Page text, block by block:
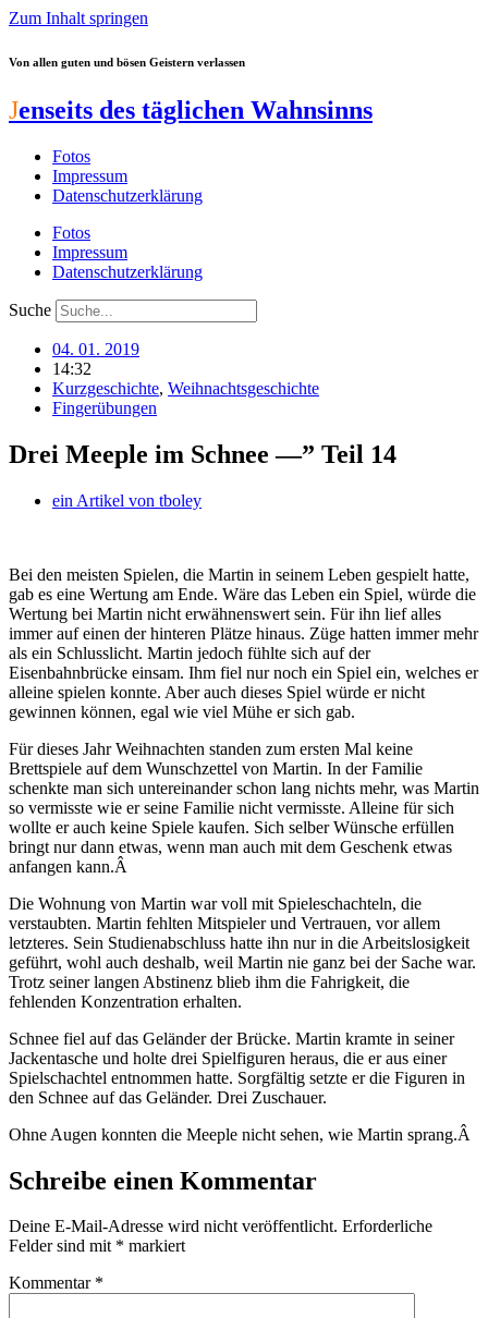
Zum Inhalt springen
Von allen guten und bösen Geistern verlassen
Jenseits des täglichen Wahnsinns
Fotos
Impressum
Datenschutzerklärung
Fotos
Impressum
Datenschutzerklärung
Suche
04. 01. 2019
14:32
Kurzgeschichte, Weihnachtsgeschichte
Fingerübungen
Drei Meeple im Schnee —” Teil 14
ein Artikel von tboley
Bei den meisten Spielen, die Martin in seinem Leben gespielt hatte,
gab es eine Wertung am Ende. Wäre das Leben ein Spiel, würde die
Wertung bei Martin nicht erwähnenswert sein. Für ihn lief alles
immer auf einen der hinteren Plätze hinaus. Züge hatten immer mehr
als ein Schlusslicht. Martin jedoch fühlte sich auf der
Eisenbahnbrücke einsam. Ihm fiel nur noch ein Spiel ein, welches er
alleine spielen konnte. Aber auch dieses Spiel würde er nicht
gewinnen können, egal wie viel Mühe er sich gab.
Für dieses Jahr Weihnachten standen zum ersten Mal keine
Brettspiele auf dem Wunschzettel von Martin. In der Familie
schenkte man sich untereinander schon lang nichts mehr, was Martin
so vermisste wie er seine Familie nicht vermisste. Alleine für sich
wollte er auch keine Spiele kaufen. Sich selber Wünsche erfüllen
bringt nur dann etwas, wenn man auch mit dem Geschenk etwas
anfangen kann.Â
Die Wohnung von Martin war voll mit Spieleschachteln, die
verstaubten. Martin fehlten Mitspieler und Vertrauen, vor allem
letzteres. Sein Studienabschluss hatte ihn nur in die Arbeitslosigkeit
geführt, wohl auch deshalb, weil Martin nie ganz bei der Sache war.
Trotz seiner langen Abstinenz blieb ihm die Fahrigkeit, die
fehlenden Konzentration erhalten.
Schnee fiel auf das Geländer der Brücke. Martin kramte in seiner
Jackentasche und holte drei Spielfiguren heraus, die er aus einer
Spielschachtel entnommen hatte. Sorgfältig setzte er die Figuren in
den Schnee auf das Geländer. Drei Zuschauer.
Ohne Augen konnten die Meeple nicht sehen, wie Martin sprang.Â
Schreibe einen Kommentar
Deine E-Mail-Adresse wird nicht veröffentlicht. Erforderliche
Felder sind mit * markiert
Kommentar *